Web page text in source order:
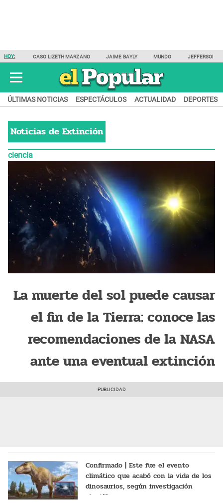
HOY: CASO LIZETH MARZANO JAIME BAYLY MUNDO JEFFERSON
ÚLTIMAS NOTICIAS ESPECTÁCULOS ACTUALIDAD DEPORTES
Noticias de Extinción
ciencia
La muerte del sol puede causar
el fin de la Tierra: conoce las
recomendaciones de la NASA
ante una eventual extinción
Confirmado | Este fue el evento
climático que acabó con la vida de los
dinosaurios, según investigación
científica